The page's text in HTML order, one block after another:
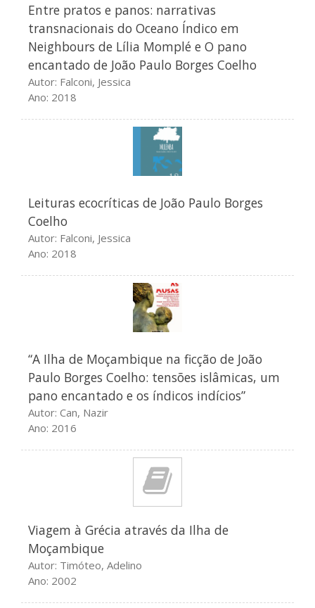
conferências
lançamentos
Prémios
publicações
Seminários
Entre pratos e panos: narrativas
transnacionais do Oceano Índico em
Neighbours de Lília Momplé e O pano
encantado de João Paulo Borges Coelho
Autor: Falconi, Jessica
Ano: 2018
Leituras ecocríticas de João Paulo Borges
Coelho
Autor: Falconi, Jessica
Ano: 2018
“A Ilha de Moçambique na ficção de João
Paulo Borges Coelho: tensões islâmicas, um
pano encantado e os índicos indícios”
Autor: Can, Nazir
Ano: 2016
Viagem à Grécia através da Ilha de
Moçambique
Autor: Timóteo, Adelino
Ano: 2002